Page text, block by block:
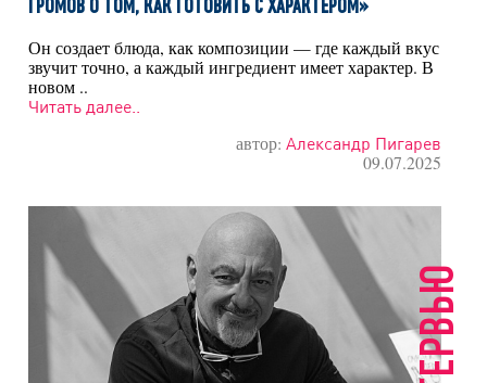
ГРОМОВ О ТОМ, КАК ГОТОВИТЬ С ХАРАКТЕРОМ»
Он создает блюда, как композиции — где каждый вкус
звучит точно, а каждый ингредиент имеет характер. В
новом ..
Читать далее..
автор: Александр Пигарев
09.07.2025